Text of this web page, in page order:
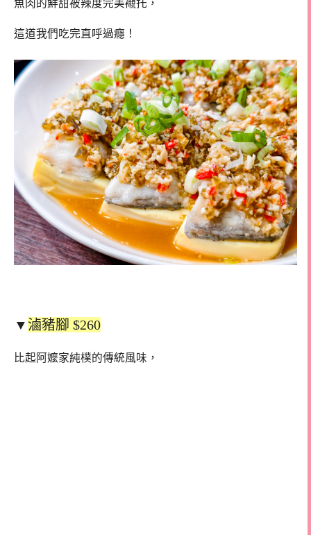
魚肉的鮮甜被辣度完美襯托，
這道我們吃完直呼過癮！
▼ 滷豬腳 $260
比起阿嬤家純樸的傳統風味，